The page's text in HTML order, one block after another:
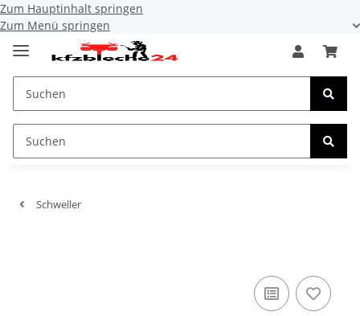
Zum Hauptinhalt springen
Zum Menü springen
Schweller